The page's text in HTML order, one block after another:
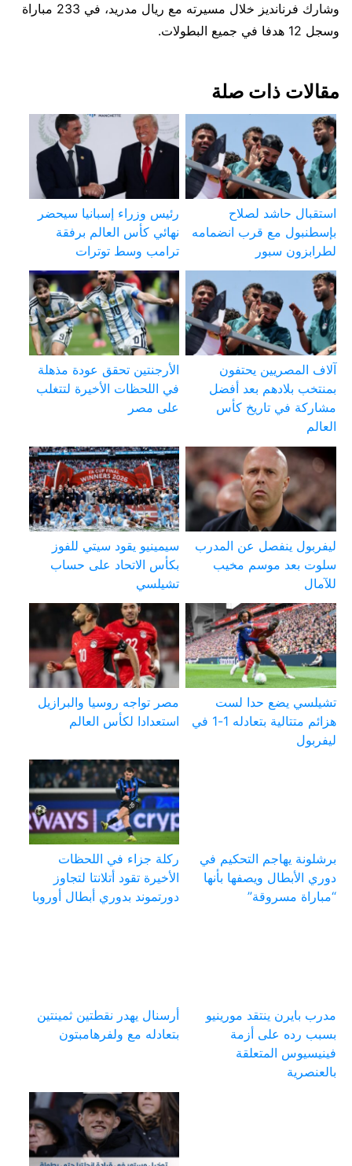
وشارك فرنانديز خلال مسيرته مع ريال مدريد، في 233 مباراة
وسجل 12 هدفا في جميع البطولات.
مقالات ذات صلة
استقبال حاشد لصلاح
بإسطنبول مع قرب انضمامه
لطرابزون سبور
رئيس وزراء إسبانيا سيحضر
نهائي كأس العالم برفقة
ترامب وسط توترات
آلاف المصريين يحتفون
بمنتخب بلادهم بعد أفضل
مشاركة في تاريخ كأس
العالم
الأرجنتين تحقق عودة مذهلة
في اللحظات الأخيرة لتتغلب
على مصر
ليفربول ينفصل عن المدرب
سلوت بعد موسم مخيب
للآمال
سيمينيو يقود سيتي للفوز
بكأس الاتحاد على حساب
تشيلسي
تشيلسي يضع حدا لست
هزائم متتالية بتعادله 1-1 في
ليفربول
مصر تواجه روسيا والبرازيل
استعدادا لكأس العالم
برشلونة يهاجم التحكيم في
دوري الأبطال ويصفها بأنها
“مباراة مسروقة”
ركلة جزاء في اللحظات
الأخيرة تقود أتلانتا لتجاوز
دورتموند بدوري أبطال أوروبا
مدرب بايرن ينتقد مورينيو
بسبب رده على أزمة
فينيسيوس المتعلقة
بالعنصرية
أرسنال يهدر نقطتين ثمينتين
بتعادله مع ولفرهامبتون